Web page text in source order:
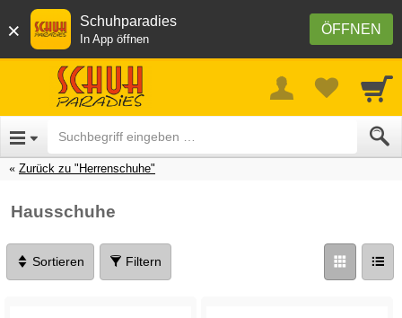
× ÖFFNEN
Schuhparadies
In App öffnen
Zurück zu "Herrenschuhe"
Hausschuhe
Sortieren Filtern